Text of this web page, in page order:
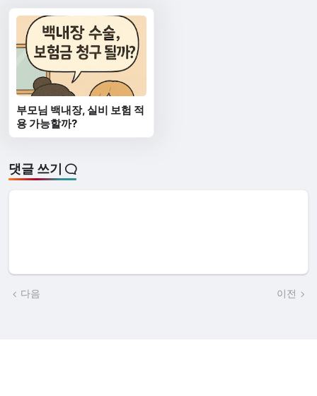
부모님 백내장, 실비 보험 적
용 가능할까?
댓글 쓰기
다음 이전